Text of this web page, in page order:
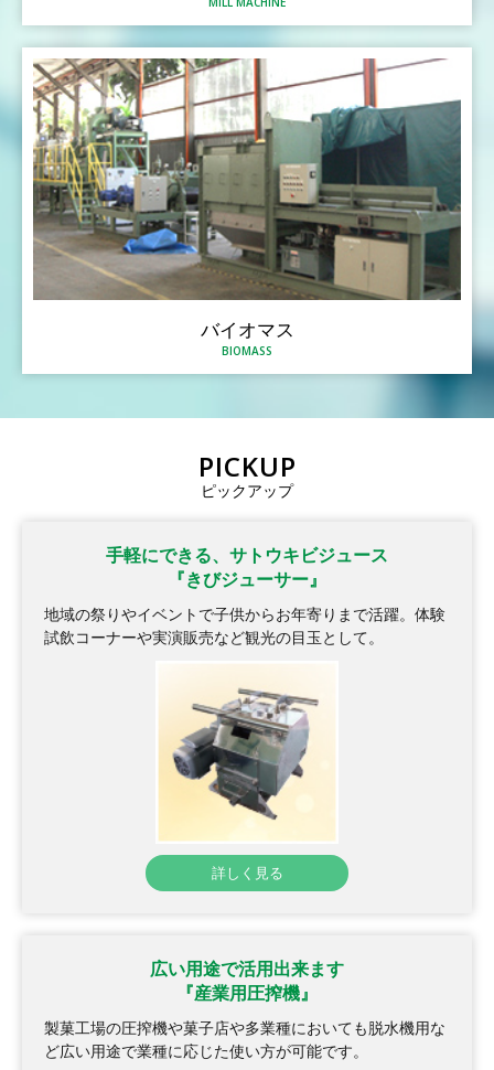
バイオマス
BIOMASS
PICKUP
ピックアップ
手軽にできる、サトウキビジュース
『きびジューサー』
地域の祭りやイベントで子供からお年寄りまで活躍。 体験
試飲コーナーや実演販売など観光の目玉として。
詳しく見る
広い用途で活用出来ます
『産業用圧搾機』
製菓工場の圧搾機や菓子店や多業種においても脱水機用な
ど広い用途で業種に応じた使い方が可能です。